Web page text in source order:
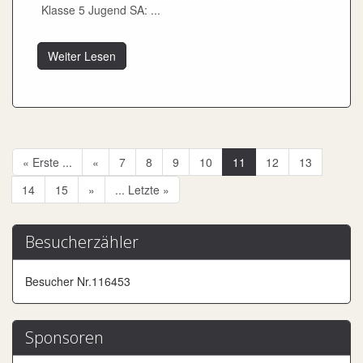
Klasse 5 Jugend SA: ...
Weiter Lesen
« Erste ... « 7 8 9 10 11 12
13
14
15 » ... Letzte »
Besucherzähler
Besucher Nr.116453
Sponsoren